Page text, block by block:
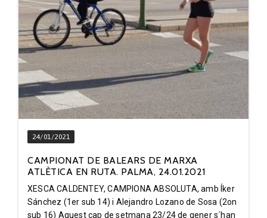
24/01/2021
CAMPIONAT DE BALEARS DE MARXA
ATLÈTICA EN RUTA. PALMA, 24.01.2021
XESCA CALDENTEY, CAMPIONA ABSOLUTA, amb Íker
Sánchez (1er sub 14) i Alejandro Lozano de Sosa (2on
sub 16) Aquest cap de setmana 23/24 de gener s´han